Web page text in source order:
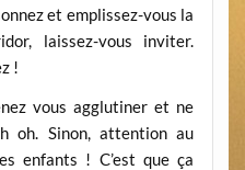
et emplissez-vous la
laissez-vous inviter.
!
vous agglutiner et ne
oh. Sinon, attention au
enfants ! C’est que ça